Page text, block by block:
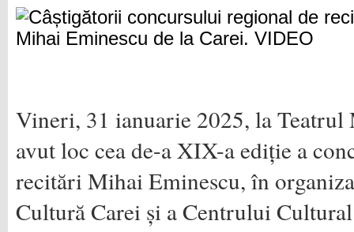
Vineri, 31 ianuarie 2025, la
avut loc cea de-a XIX-a ediție a
recitări Mihai Eminescu, în
Cultură Carei și a Centrului